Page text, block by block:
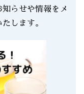
らせや情報をメ
します。